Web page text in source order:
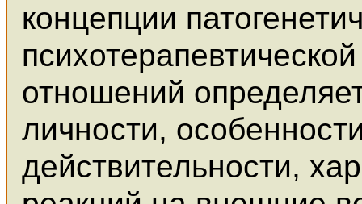
концепции
отношений
личности,
действительности,